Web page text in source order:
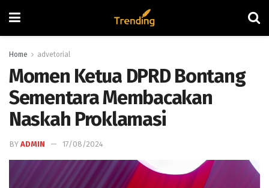
Home advetorial
Momen Ketua DPRD Bontang
Sementara Membacakan
Naskah Proklamasi
BY ADMIN 17/08/2024